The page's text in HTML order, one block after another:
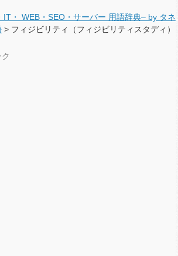
IT・ WEB・SEO・サーバー 用語辞典– by タネ
> フィジビリティ（フィジビリティスタディ）